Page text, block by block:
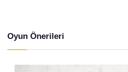
Oyun Önerileri